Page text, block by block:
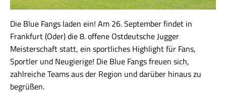
Die Blue Fangs laden ein! Am 26. September findet in
Frankfurt (Oder) die 8. offene Ostdeutsche Jugger
Meisterschaft statt, ein sportliches Highlight für Fans,
Sportler und Neugierige! Die Blue Fangs freuen sich,
zahlreiche Teams aus der Region und darüber hinaus zu
begrüßen.